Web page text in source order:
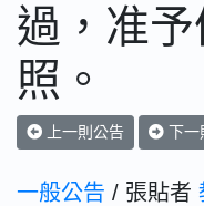
過，准
照。
上一則公告 下一
一般公告 / 張貼者